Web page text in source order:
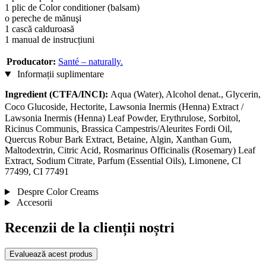
1 plic de Color conditioner (balsam)
o pereche de mănuşi
1 cască calduroasă
1 manual de instrucțiuni
Producator: Santé – naturally.
Informații suplimentare
Ingredient (CTFA/INCI): Aqua (Water), Alcohol denat., Glycerin,
Coco Glucoside, Hectorite, Lawsonia Inermis (Henna) Extract /
Lawsonia Inermis (Henna) Leaf Powder, Erythrulose, Sorbitol,
Ricinus Communis, Brassica Campestris/Aleurites Fordi Oil,
Quercus Robur Bark Extract, Betaine, Algin, Xanthan Gum,
Maltodextrin, Citric Acid, Rosmarinus Officinalis (Rosemary) Leaf
Extract, Sodium Citrate, Parfum (Essential Oils), Limonene, CI
77499, CI 77491
Despre Color Creams
Accesorii
Recenzii de la clienții noștri
Evaluează acest produs